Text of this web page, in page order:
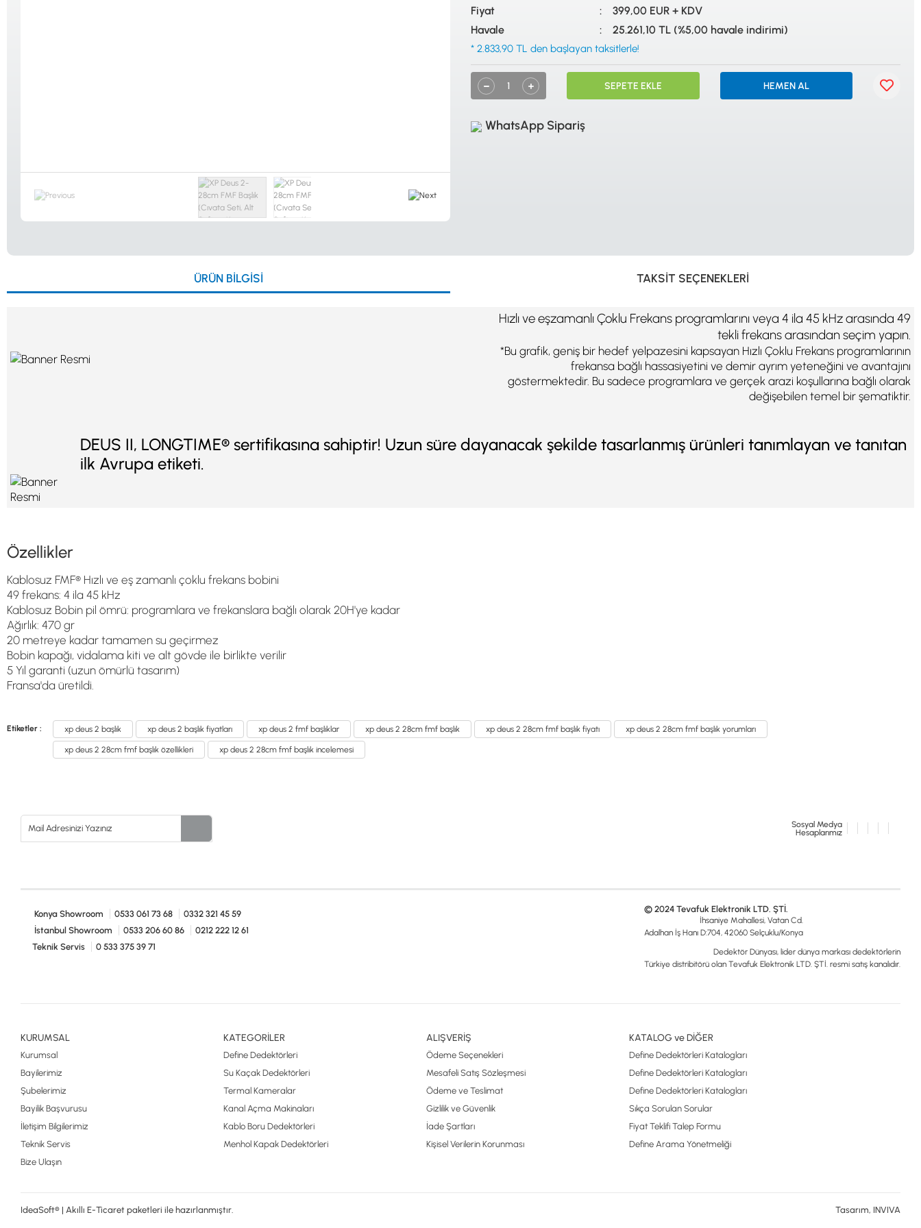
Fiyat
399,00 EUR + KDV
Havale
25.261,10 TL (%5,00 havale indirimi)
* 2.833,90 TL den başlayan taksitlerle!
SEPETE EKLE HEMEN AL
WhatsApp Sipariş
ÜRÜN BILGISI TAKSIT SEÇENEKLERI
Hızlı ve eşzamanlı Çoklu Frekans programlarını veya 4 ila 45 kHz arasında 49
tekli frekans arasından seçim yapın.
*Bu grafik, geniş bir hedef yelpazesini kapsayan Hızlı Çoklu Frekans programlarının
frekansa bağlı hassasiyetini ve demir ayrım yeteneğini ve avantajını
göstermektedir. Bu sadece programlara ve gerçek arazi koşullarına bağlı olarak
değişebilen temel bir şematiktir.
DEUS II, LONGTIME® sertifikasına sahiptir! Uzun süre dayanacak şekilde tasarlanmış ürünleri tanımlayan ve tanıtan
ilk Avrupa etiketi.
Özellikler
Kablosuz FMF® Hızlı ve eş zamanlı çoklu frekans bobini
49 frekans: 4 ila 45 kHz
Kablosuz Bobin pil ömrü: programlara ve frekanslara bağlı olarak 20H'ye kadar
Ağırlık: 470 gr
20 metreye kadar tamamen su geçirmez
Bobin kapağı, vidalama kiti ve alt gövde ile birlikte verilir
5 Yıl garanti (uzun ömürlü tasarım)
Fransa'da üretildi.
Etiketler : xp deus 2 başlık xp deus 2 başlık fiyatları xp deus 2 fmf başlıklar xp deus 2 28cm fmf başlık xp deus 2 28cm fmf başlık fiyatı xp deus 2 28cm fmf başlık yorumları
xp deus 2 28cm fmf başlık özellikleri xp deus 2 28cm fmf başlık incelemesi
Sosyal Medya
Hesaplarımız
Konya Showroom 0533 061 73 68
0332 321 45 59
İstanbul Showroom
0533 206 60 86
0212 222 12 61
Teknik Servis
0 533 375 39 71
© 2024 Tevafuk Elektronik LTD. ŞTİ.
İhsaniye Mahallesi, Vatan Cd.
Adalhan İş Hanı D:704, 42060 Selçuklu/Konya
Dedektör Dünyası, lider dünya markası dedektörlerin
Türkiye distribitörü olan Tevafuk Elektronik LTD. ŞTİ. resmi satış kanalıdır.
KURUMSAL
Kurumsal
Bayilerimiz
Şubelerimiz
Bayilik Başvurusu
İletişim Bilgilerimiz
Teknik Servis
Bize Ulaşın
KATEGORİLER
Define Dedektörleri
Su Kaçak Dedektörleri
Termal Kameralar
Kanal Açma Makinaları
Kablo Boru Dedektörleri
Menhol Kapak Dedektörleri
ALIŞVERİŞ
Ödeme Seçenekleri
Mesafeli Satış Sözleşmesi
Ödeme ve Teslimat
Gizlilik ve Güvenlik
İade Şartları
Kişisel Verilerin Korunması
KATALOG ve DİĞER
Define Dedektörleri Katalogları
Define Dedektörleri Katalogları
Define Dedektörleri Katalogları
Sıkça Sorulan Sorular
Fiyat Teklifi Talep Formu
Define Arama Yönetmeliği
IdeaSoft® | Akıllı E-Ticaret paketleri ile hazırlanmıştır. Tasarım, INVIVA